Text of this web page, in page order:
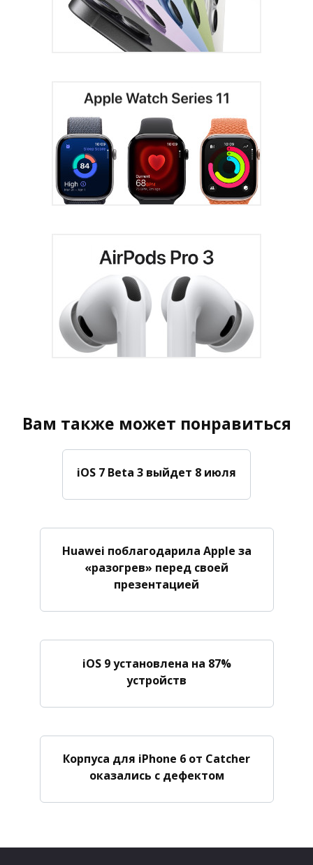
Вам также может понравиться
iOS 7 Beta 3 выйдет 8 июля
Huawei поблагодарила Apple за
«разогрев» перед своей
презентацией
iOS 9 установлена на 87%
устройств
Корпуса для iPhone 6 от Catcher
оказались с дефектом